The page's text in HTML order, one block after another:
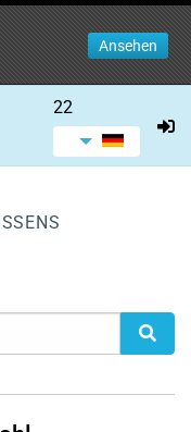
Ansehen
22